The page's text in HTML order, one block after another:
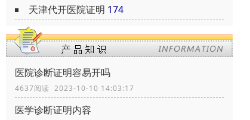
天津代开医院证明 174
医院诊断证明容易开吗
4637阅读 2023-10-10 14:03:17
医学诊断证明内容